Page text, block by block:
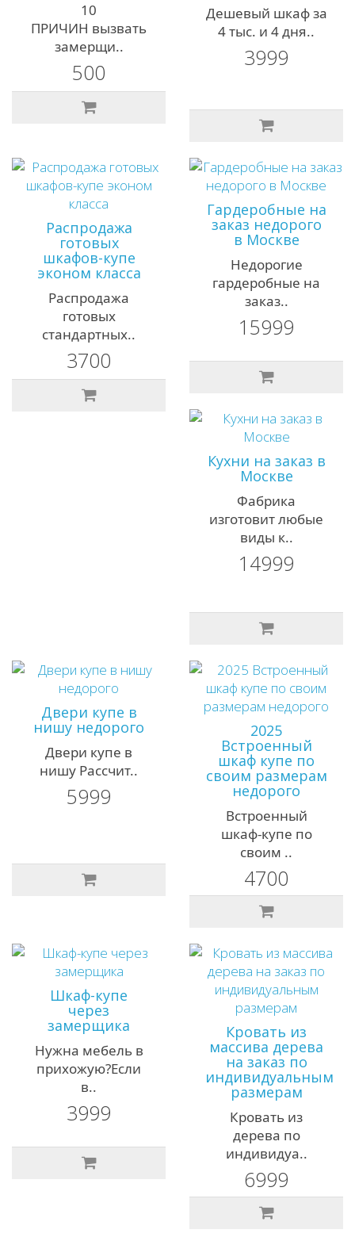
10
ПРИЧИН вызвать
замерщи..
500
Дешевый шкаф за
4 тыс. и 4 дня..
3999
Распродажа
готовых
шкафов-купе
эконом класса
Распродажа
готовых
стандартных..
3700
Гардеробные на
заказ недорого
в Москве
Недорогие
гардеробные на
заказ..
15999
Кухни на заказ в
Москве
Фабрика
изготовит любые
виды к..
14999
Двери купе в
нишу недорого
Двери купе в
нишу Рассчит..
5999
2025
Встроенный
шкаф купе по
своим размерам
недорого
Встроенный
шкаф-купе по
своим ..
4700
Шкаф-купе
через
замерщика
Нужна мебель в
прихожую?Если
в..
3999
Кровать из
массива дерева
на заказ по
индивидуальным
размерам
Кровать из
дерева по
индивидуа..
6999